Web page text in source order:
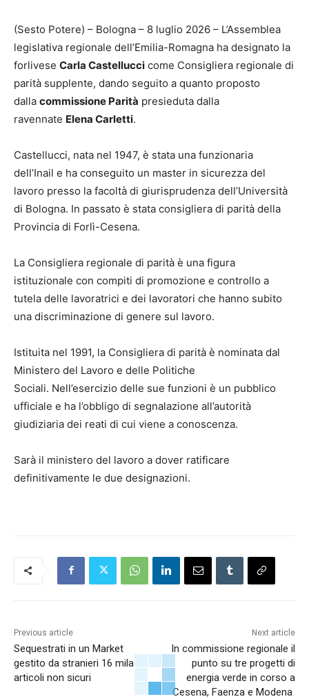
(Sesto Potere) – Bologna – 8 luglio 2026 – L’Assemblea
legislativa regionale dell’Emilia-Romagna ha designato la
forlivese Carla Castellucci come Consigliera regionale di
parità supplente, dando seguito a quanto proposto
dalla commissione Parità presieduta dalla
ravennate Elena Carletti.
Castellucci, nata nel 1947, è stata una funzionaria
dell’Inail e ha conseguito un master in sicurezza del
lavoro presso la facoltà di giurisprudenza dell’Università
di Bologna. In passato è stata consigliera di parità della
Provincia di Forlì-Cesena.
La Consigliera regionale di parità è una figura
istituzionale con compiti di promozione e controllo a
tutela delle lavoratrici e dei lavoratori che hanno subito
una discriminazione di genere sul lavoro.
Istituita nel 1991, la Consigliera di parità è nominata dal
Ministero del Lavoro e delle Politiche
Sociali. Nell’esercizio delle sue funzioni è un pubblico
ufficiale e ha l’obbligo di segnalazione all’autorità
giudiziaria dei reati di cui viene a conoscenza.
Sarà il ministero del lavoro a dover ratificare
definitivamente le due designazioni.
Previous article
Sequestrati in un Market
gestito da stranieri 16 mila
articoli non sicuri
Next article
In commissione regionale il
punto su tre progetti di
energia verde in corso a
Cesena, Faenza e Modena